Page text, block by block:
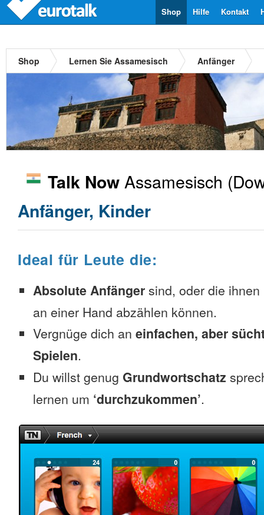
Kontakt
Hilfe
Shop
Shop Lernen Sie Assamesisch Anfänger
Talk Now Assamesisch
Anfänger, Kinder
Ideal für Leute die:
Absolute Anfänger sind, oder die
an einer Hand abzählen können.
Vergnüge dich an einfachen, aber
Spielen.
Du willst genug Grundwortschatz
lernen um ‘durchzukommen’.